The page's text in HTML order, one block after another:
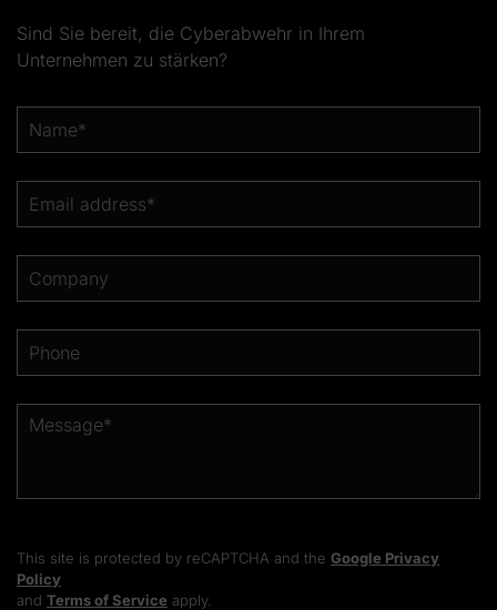
Sind Sie bereit, die Cyberabwehr in Ihrem
Unternehmen zu stärken?
This site is protected by reCAPTCHA and the Google Privacy
Policy
and Terms of Service apply.